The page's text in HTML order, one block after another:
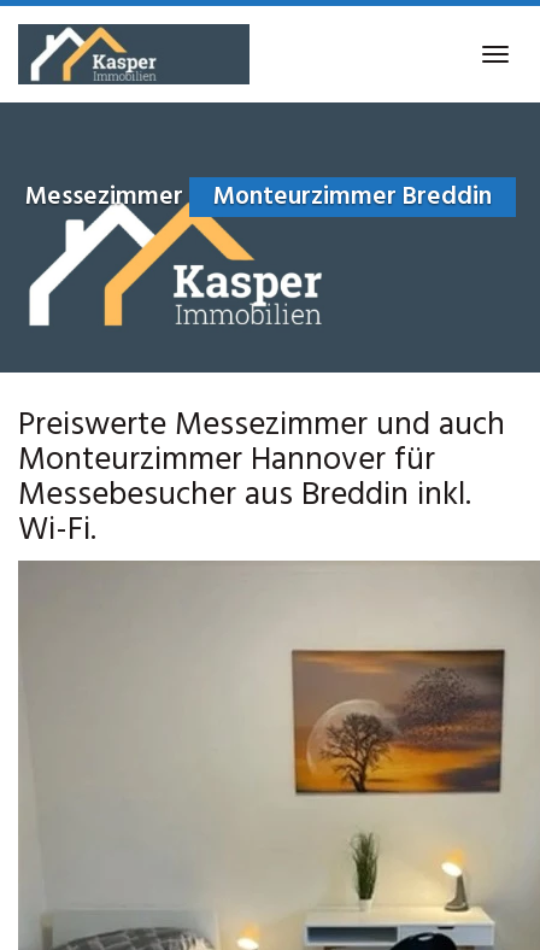
Skip
main
Messezimmer Monteurzimmer Breddin
Preiswerte Messezimmer und auch
Monteurzimmer Hannover für
Messebesucher aus Breddin inkl.
Wi-Fi.